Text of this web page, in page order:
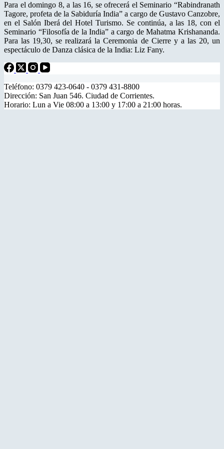
Para el domingo 8, a las 16, se ofrecerá el Seminario “Rabindranath
Tagore, profeta de la Sabiduría India” a cargo de Gustavo Canzobre,
en el Salón Iberá del Hotel Turismo. Se continúa, a las 18, con el
Seminario “Filosofía de la India” a cargo de Mahatma Krishananda.
Para las 19,30, se realizará la Ceremonia de Cierre y a las 20, un
espectáculo de Danza clásica de la India: Liz Fany.
Teléfono: 0379 423-0640 - 0379 431-8800
Dirección: San Juan 546. Ciudad de Corrientes.
Horario: Lun a Vie 08:00 a 13:00 y 17:00 a 21:00 horas.